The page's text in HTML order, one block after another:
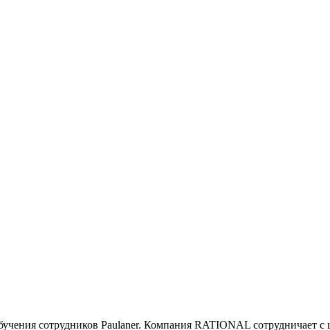
сотрудников Paulaner. Компания RATIONAL сотрудничает